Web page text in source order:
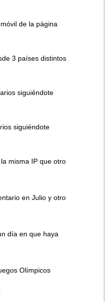
de la página
3 países distintos
siguiéndote
siguiéndote
misma IP que otro
en Julio y otro
día en que haya
Olímpicos